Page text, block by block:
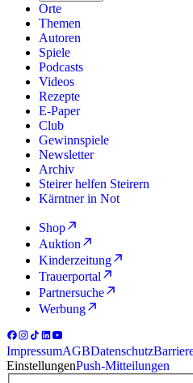
Orte
Themen
Autoren
Spiele
Podcasts
Videos
Rezepte
E-Paper
Club
Gewinnspiele
Newsletter
Archiv
Steirer helfen Steirern
Kärntner in Not
Shop
Auktion
Kinderzeitung
Trauerportal
Partnersuche
Werbung
ImpressumAGBDatenschutz
EinstellungenPush-Mitteilungen